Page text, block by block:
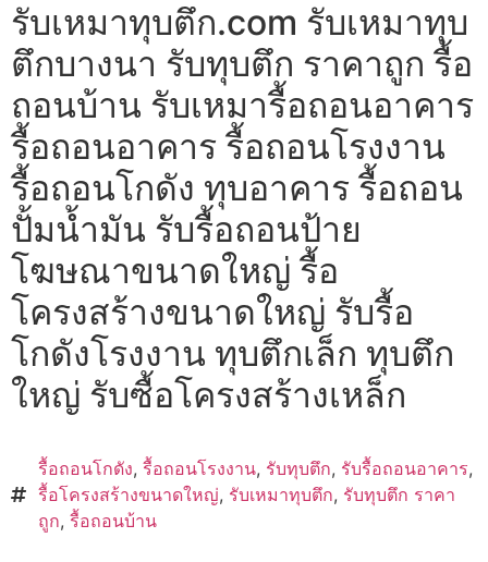
รับเหมาทุบตึก.com รับเหมาทุบ
ตึกบางนา รับทุบตึก ราคาถูก รื้อ
ถอนบ้าน รับเหมารื้อถอนอาคาร
รื้อถอนอาคาร รื้อถอนโรงงาน
รื้อถอนโกดัง ทุบอาคาร รื้อถอน
ปั้มน้ำมัน รับรื้อถอนป้าย
โฆษณาขนาดใหญ่ รื้อ
โครงสร้างขนาดใหญ่ รับรื้อ
โกดังโรงงาน ทุบตึกเล็ก ทุบตึก
ใหญ่ รับซื้อโครงสร้างเหล็ก
รื้อถอนโกดัง, รื้อถอนโรงงาน, รับทุบตึก, รับรื้อถอนอาคาร,
รื้อโครงสร้างขนาดใหญ่, รับเหมาทุบตึก, รับทุบตึก ราคา
ถูก, รื้อถอนบ้าน